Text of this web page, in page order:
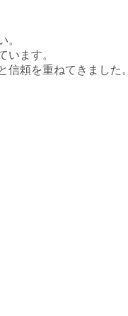
。
います。
頼を重ねてきました。